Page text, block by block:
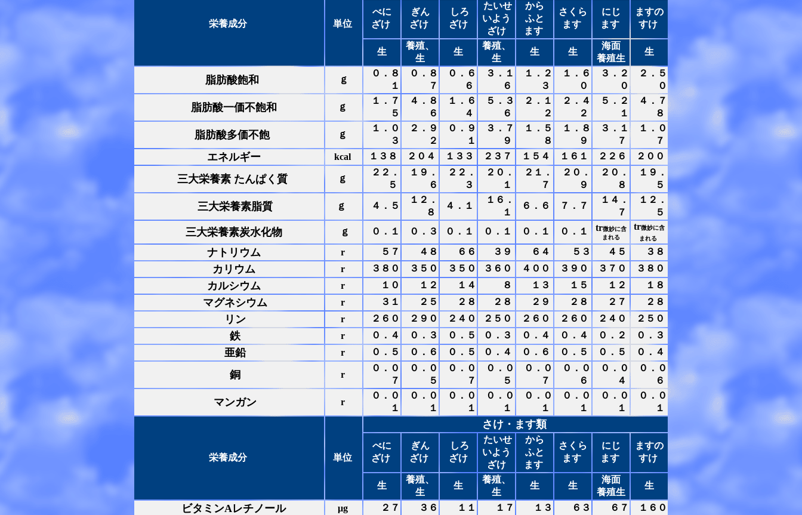
栄養成分 単位
べに
ざけ
ぎん
ざけ
しろ
ざけ
たいせ
いよう
ざけ
から
ふと
ます
さくら
ます
にじ
ます
ますの
すけ
生
養殖、
生
生
養殖、
生
生 生
海面
養殖生
生
脂肪酸飽和 ｇ
０．８
１
０．８
７
０．６
６
３．１
６
１．２
３
１．６
０
３．２
０
２．５
０
脂肪酸一価不飽和 ｇ
１．７
５
４．８
６
１．６
４
５．３
６
２．１
２
２．４
２
５．２
１
４．７
８
脂肪酸多価不飽 ｇ
１．０
３
２．９
２
０．９
１
３．７
９
１．５
８
１．８
９
３．１
７
１．０
７
エネルギー kcal １３８ ２０４ １３３ ２３７ １５４ １６１ ２２６ ２００
三大栄養素 たんぱく質 ｇ
２２．
５
１９．
６
２２．
３
２０．
１
２１．
７
２０．
９
２０．
８
１９．
５
三大栄養素脂質 ｇ ４．５
１２．
８
４．１
１６．
１
６．６ ７．７
１４．
７
１２．
５
三大栄養素炭水化物 ｇ ０．１ ０．３ ０．１ ０．１ ０．１ ０．１ tr微妙に含
まれる
tr微妙に含
まれる
ナトリウム r ５７ ４８ ６６ ３９ ６４ ５３ ４５ ３８
カリウム r ３８０ ３５０ ３５０ ３６０ ４００ ３９０ ３７０ ３８０
カルシウム r １０ １２ １４ ８ １３ １５ １２ １８
マグネシウム r ３１ ２５ ２８ ２８ ２９ ２８ ２７ ２８
リン r ２６０ ２９０ ２４０ ２５０ ２６０ ２６０ ２４０ ２５０
鉄 r ０．４ ０．３ ０．５ ０．３ ０．４ ０．４ ０．２ ０．３
亜鉛 r ０．５ ０．６ ０．５ ０．４ ０．６ ０．５ ０．５ ０．４
銅 r
０．０
７
０．０
５
０．０
７
０．０
５
０．０
７
０．０
６
０．０
４
０．０
６
マンガン r
０．０
１
０．０
１
０．０
１
０．０
１
０．０
１
０．０
１
０．０
１
０．０
１
栄養成分 単位
さけ・ます類
べに
ざけ
ぎん
ざけ
しろ
ざけ
たいせ
いよう
ざけ
から
ふと
ます
さくら
ます
にじ
ます
ますの
すけ
生
養殖、
生
生
養殖、
生
生 生
海面
養殖生
生
ビタミンAレチノール μg ２７ ３６ １１ １７ １３ ６３ ６７ １６０